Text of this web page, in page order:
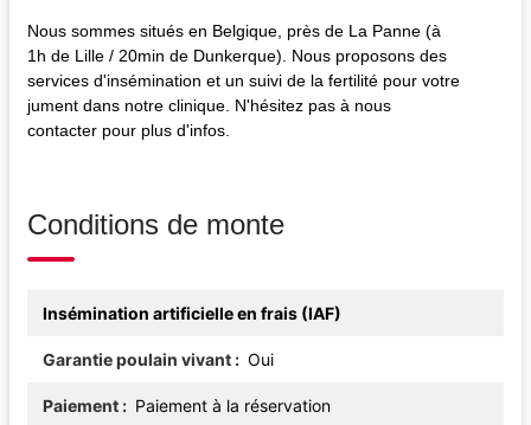
Nous sommes situés en Belgique, près de La Panne (à
1h de Lille / 20min de Dunkerque). Nous proposons des
services d'insémination et un suivi de la fertilité pour votre
jument dans notre clinique. N'hésitez pas à nous
contacter pour plus d'infos.
Conditions de monte
Insémination artificielle en frais (IAF)
Garantie poulain vivant Oui
Paiement Paiement à la réservation